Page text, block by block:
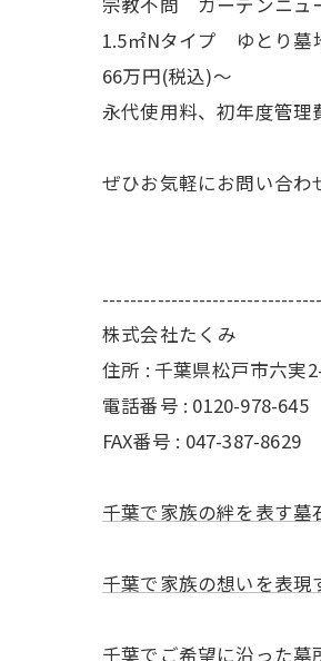
1.5㎡Nタイプ ゆとり墓
66万円(税込)～
永代使用料、初年度管理
ぜひお気軽にお問い合わ
株式会社たくみ
住所 : 千葉県松戸市六実
電話番号 : 0120-978-645
FAX番号 : 047-387-8629
千葉で家族の絆を表す墓
千葉で家族の想いを表現
千葉でご希望に沿った墓